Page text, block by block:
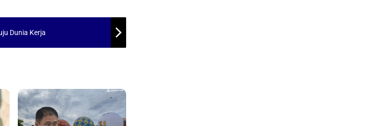
Dunia Kerja